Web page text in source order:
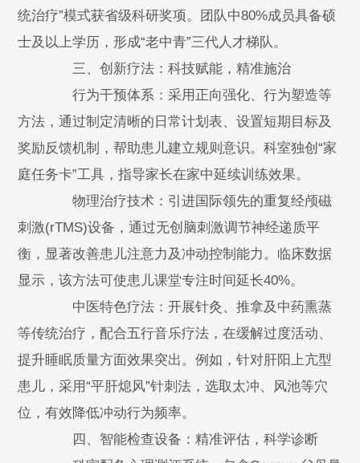
统治疗”模式获省级科研奖项。团队中80%成员具备硕
士及以上学历，形成“老中青”三代人才梯队。
三、创新疗法：科技赋能，精准施治
行为干预体系：采用正向强化、行为塑造等
方法，通过制定清晰的日常计划表、设置短期目标及
奖励反馈机制，帮助患儿建立规则意识。科室独创“家
庭任务卡”工具，指导家长在家中延续训练效果。
物理治疗技术：引进国际领先的重复经颅磁
刺激(rTMS)设备，通过无创脑刺激调节神经递质平
衡，显著改善患儿注意力及冲动控制能力。临床数据
显示，该方法可使患儿课堂专注时间延长40%。
中医特色疗法：开展针灸、推拿及中药熏蒸
等传统治疗，配合五行音乐疗法，在缓解过度活动、
提升睡眠质量方面效果突出。例如，针对肝阳上亢型
患儿，采用“平肝熄风”针刺法，选取太冲、风池等穴
位，有效降低冲动行为频率。
四、智能检查设备：精准评估，科学诊断